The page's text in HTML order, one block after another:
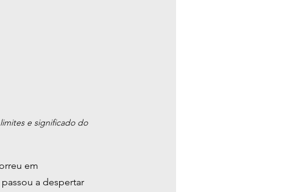
e significado do
em
a despertar